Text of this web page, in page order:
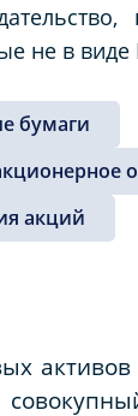
не в
бумаги
акций